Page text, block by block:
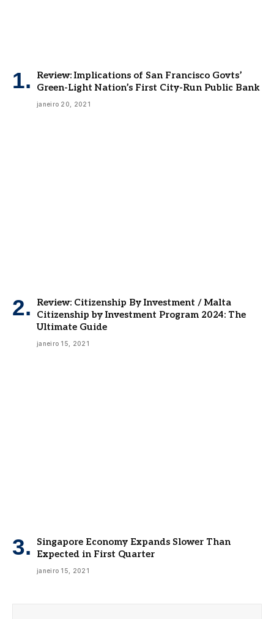
Review: Implications of San Francisco Govts’
Green-Light Nation’s First City-Run Public Bank
janeiro 20, 2021
Review: Citizenship By Investment / Malta
Citizenship by Investment Program 2024: The
Ultimate Guide
janeiro 15, 2021
Singapore Economy Expands Slower Than
Expected in First Quarter
janeiro 15, 2021